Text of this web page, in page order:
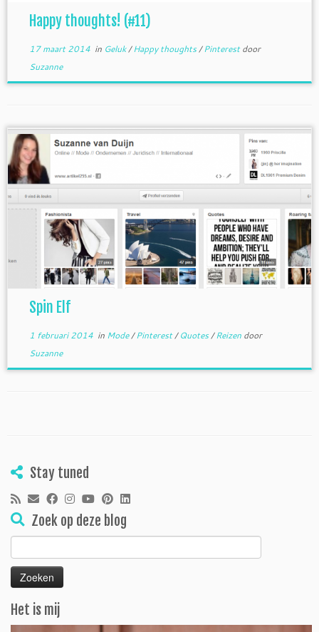
Happy thoughts! (#11)
17 maart 2014in Geluk/Happy thoughts/Pinterestdoor
Suzanne
Spin Elf
1 februari 2014in Mode/Pinterest/Quotes/Reizen door
Suzanne
Stay tuned
Zoek op deze blog
Zoeken
naar:
Het is mij